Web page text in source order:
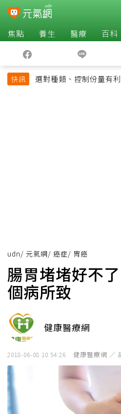
焦點 養生 醫療 百科
快訊
選對種類、控制份量有
udn/ 元氣網/ 癌症/ 胃癌
腸胃堵堵好不
個病所致
健康醫療網
2018-06-08 10:54:26 健康醫療網 ／